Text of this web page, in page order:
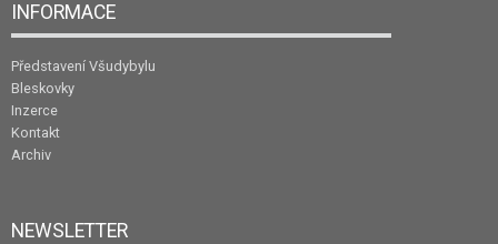
INFORMACE
Představení Všudybylu
Bleskovky
Inzerce
Kontakt
Archiv
NEWSLETTER